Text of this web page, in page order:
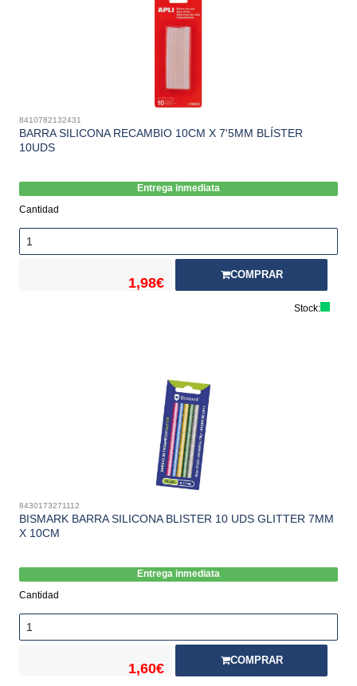
8410782132431
BARRA SILICONA RECAMBIO 10CM X 7'5MM BLÍSTER
10UDS
Entrega inmediata
Cantidad
1,98€
COMPRAR
Stock:
8430173271112
BISMARK BARRA SILICONA BLISTER 10 UDS GLITTER 7MM
X 10CM
Entrega inmediata
Cantidad
1,60€
COMPRAR